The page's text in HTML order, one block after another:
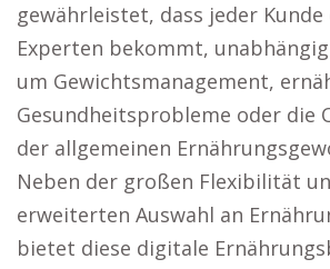
gewährleistet, dass jeder Kunde
Experten bekommt,
um Gewichtsmanagement,
Gesundheitsprobleme oder die
der allgemeinen
Neben der großen Flexibilität
erweiterten Auswahl an
bietet diese digitale